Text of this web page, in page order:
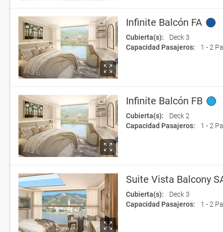
Infinite Balcón FA
Cubierta(s):
Deck 3
Capacidad Pasajeros:
1 - 2
Infinite Balcón FB
Cubierta(s):
Deck 2
Capacidad Pasajeros:
1 - 2
Suite Vista Balcony
Cubierta(s):
Deck 3
Capacidad Pasajeros:
1 - 2